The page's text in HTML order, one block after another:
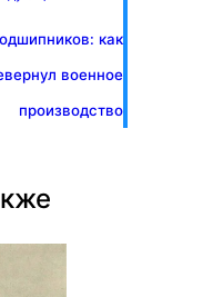
как
военное
производство